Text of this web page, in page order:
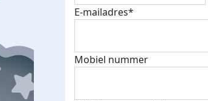
E-mails
Top fondsenwerver
E-mailadres*
Mobiel nummer